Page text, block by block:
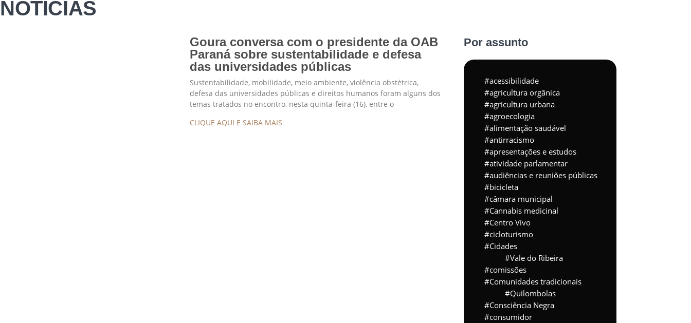
NOTÍCIAS
Goura conversa com o presidente da OAB
Paraná sobre sustentabilidade e defesa
das universidades públicas
Sustentabilidade, mobilidade, meio ambiente, violência obstétrica,
defesa das universidades públicas e direitos humanos foram alguns dos
temas tratados no encontro, nesta quinta-feira (16), entre o
CLIQUE AQUI E SAIBA MAIS
Por assunto
acessibilidade
agricultura orgânica
agricultura urbana
agroecologia
alimentação saudável
antirracismo
apresentações e estudos
atividade parlamentar
audiências e reuniões públicas
bicicleta
câmara municipal
Cannabis medicinal
Centro Vivo
cicloturismo
Cidades
Vale do Ribeira
comissões
Comunidades tradicionais
Quilombolas
Consciência Negra
consumidor